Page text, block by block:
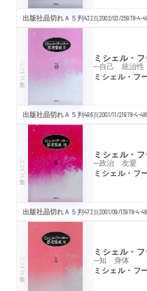
出版社品切れＡ５判432頁2002/03/25978-4-
シリーズ・全集 ミシェル・
─自己 統治
ミシェル・フ
出版社品切れＡ５判496頁2001/11/21978-4-
シリーズ・全集 ミシェル・
─政治 友愛
ミシェル・フ
出版社品切れＡ５判472頁2001/09/13978-4-
シリーズ・全集 ミシェル・
─知 身体
ミシェル・フ